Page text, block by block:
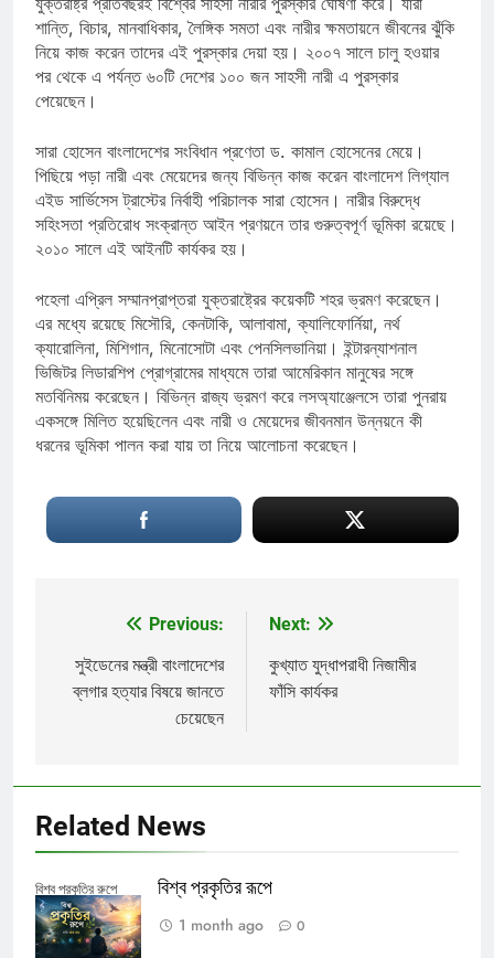
শান্তি, বিচার, মানবাধিকার, লৈঙ্গিক সমতা এবং নারীর ক্ষমতায়নে জীবনের ঝুঁকি
নিয়ে কাজ করেন তাদের এই পুরস্কার দেয়া হয়। ২০০৭ সালে চালু হওয়ার
পর থেকে এ পর্যন্ত ৬০টি দেশের ১০০ জন সাহসী নারী এ পুরস্কার
পেয়েছেন।
সারা হোসেন বাংলাদেশের সংবিধান প্রণেতা ড. কামাল হোসেনের মেয়ে।
পিছিয়ে পড়া নারী এবং মেয়েদের জন্য বিভিন্ন কাজ করেন বাংলাদেশ লিগ্যাল
এইড সার্ভিসেস ট্রাস্টের নির্বাহী পরিচালক সারা হোসেন। নারীর বিরুদ্ধে
সহিংসতা প্রতিরোধ সংক্রান্ত আইন প্রণয়নে তার গুরুত্বপূর্ণ ভূমিকা রয়েছে।
২০১০ সালে এই আইনটি কার্যকর হয়।
পহেলা এপ্রিল সম্মানপ্রাপ্তরা যুক্তরাষ্ট্রের কয়েকটি শহর ভ্রমণ করেছেন।
এর মধ্যে রয়েছে মিসৌরি, কেনটাকি, আলাবামা, ক্যালিফোর্নিয়া, নর্থ
ক্যারোলিনা, মিশিগান, মিনোসোটা এবং পেনসিলভানিয়া। ইন্টারন্যাশনাল
ভিজিটর লিডারশিপ প্রোগ্রামের মাধ্যমে তারা আমেরিকান মানুষের সঙ্গে
মতবিনিময় করেছেন। বিভিন্ন রাজ্য ভ্রমণ করে লসঅ্যাঞ্জেলসে তারা পুনরায়
একসঙ্গে মিলিত হয়েছিলেন এবং নারী ও মেয়েদের জীবনমান উন্নয়নে কী
ধরনের ভূমিকা পালন করা যায় তা নিয়ে আলোচনা করেছেন।
navigation
Previous:
সুইডেনের মন্ত্রী বাংলাদেশের
ব্লগার হত্যার বিষয়ে জানতে
চেয়েছেন
Next:
কুখ্যাত যুদ্ধাপরাধী নিজামীর
ফাঁসি কার্যকর
Related News
বিশ্ব প্রকৃতির রুপে
বিশ্ব প্রকৃতির রূপে
1 month ago
0